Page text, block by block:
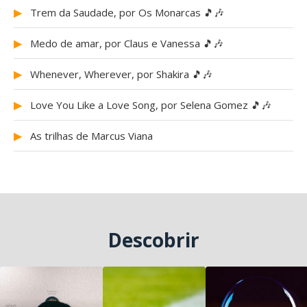
▶ Trem da Saudade, por Os Monarcas 🎵🎶
▶ Medo de amar, por Claus e Vanessa 🎵🎶
▶ Whenever, Wherever, por Shakira 🎵🎶
▶ Love You Like a Love Song, por Selena Gomez 🎵🎶
▶ As trilhas de Marcus Viana
Descobrir